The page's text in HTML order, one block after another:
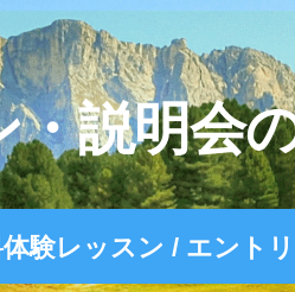
説明会
験レッスン / エント